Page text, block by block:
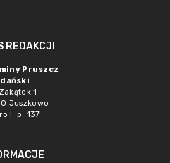
REDAKCJI
Pruszcz
1
Juszkowo
I p. 137